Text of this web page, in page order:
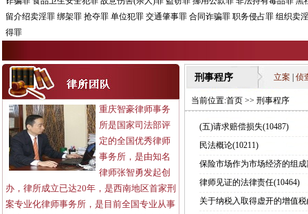
留介绍卖淫罪 绑架罪 抢夺罪 单位犯罪 交通肇事罪 合同诈骗罪 职务侵占罪 组织卖
得罪
重庆智豪律师事务
所是国家司法部评
定的全国优秀律师
事务所，是由知名
律师张智勇发起创
办，律所成立已达20年，是西南地区首家刑
案专业化律师事务所，是目前全国专业从事
刑事程序 立案 |侦
当前位置:首页 >>刑事程序
(五)请求赔偿损失(10487)
民法概论(10211)
保险市场作为市场经济的组
律师见证的法律责任(10464)
关于纳税入取得虚开的增值税